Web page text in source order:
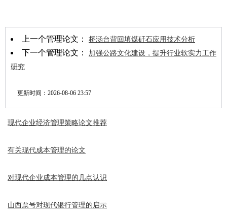
上一个管理论文： 桥涵台背回填煤矸石应用技术分析
下一个管理论文：
加强公路文化建设，提升行业软实力工作
研究
更新时间： 2026-08-06 23:57
现代企业经济管理策略论文推荐
有关现代成本管理的论文
对现代企业成本管理的几点认识
山西票号对现代银行管理的启示